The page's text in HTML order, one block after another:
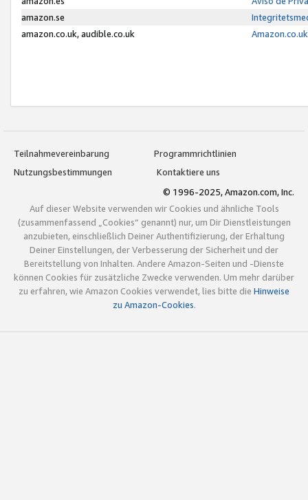
amazon.se
amazon.co.uk, audible.co.uk
Teilnahmevereinbarung
Programmrichtlinien
Nutzungsbestimmungen
Kontaktiere uns
© 1996-2025, Amazon.com, Inc.
Auf dieser Website verwenden wir Cookies und ähnliche Tools
(zusammenfassend „Cookies“ genannt) nur, um Dir Dienstleistungen
anzubieten, einschließlich Deiner Authentifizierung, der Erhaltung
Deiner Einstellungen, der Verbesserung der Sicherheit und der
Bereitstellung von Inhalten. Andere Amazon-Seiten und -Dienste
können Cookies für zusätzliche Zwecke verwenden. Um mehr darüber
zu erfahren, wie Amazon Cookies verwendet, lies bitte die Hinweise
zu Amazon-Cookies.